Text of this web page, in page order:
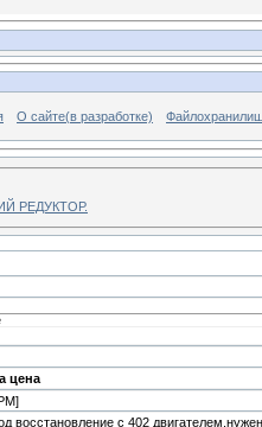
О сайте(в разработке)
РЕДУКТОР.
цена
восстановление с 402